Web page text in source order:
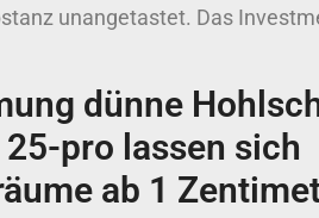
unangetastet. Das
dünne
pro lassen sich
ab 1